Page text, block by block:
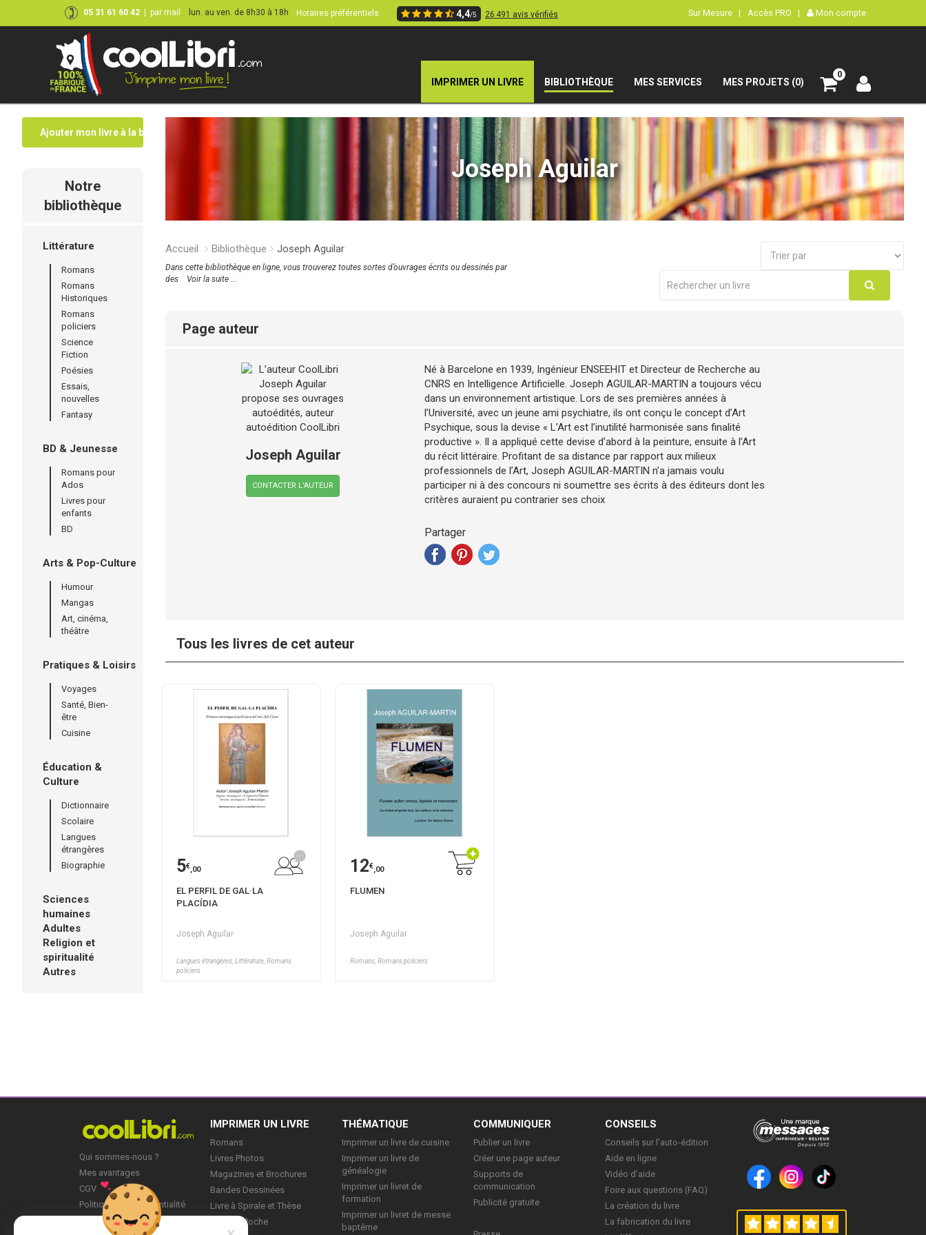
05 31 61 60 42 par mail lun. au ven. de 8h30 à 18h Horaires préférentiels 4,4/5 26 491 avis vérifiés Sur Mesure | Accès PRO | Mon compte
IMPRIMER UN LIVRE BIBLIOTHÈQUE MES SERVICES MES PROJETS (0)
0
Ajouter mon livre à la bibliothèque
Notre
bibliothèque
Littérature
Romans
Romans
Historiques
Romans
policiers
Science
Fiction
Poésies
Essais,
nouvelles
Fantasy
BD & Jeunesse
Romans pour
Ados
Livres pour
enfants
BD
Arts & Pop-Culture
Humour
Mangas
Art, cinéma,
théâtre
Pratiques & Loisirs
Voyages
Santé, Bien-
être
Cuisine
Éducation &
Culture
Dictionnaire
Scolaire
Langues
étrangères
Biographie
Sciences
humaines
Adultes
Religion et
spiritualité
Autres
Joseph Aguilar
Accueil Bibliothèque Joseph Aguilar
Dans cette bibliothèque en ligne, vous trouverez toutes sortes d’ouvrages écrits ou dessinés par
des
Voir la suite ...
page auteur
Joseph Aguilar
CONTACTER L’AUTEUR
Né à Barcelone en 1939, Ingénieur ENSEEHIT et Directeur de Recherche au
CNRS en Intelligence Artificielle. Joseph AGUILAR-MARTIN a toujours vécu
dans un environnement artistique. Lors de ses premières années à
l’Université, avec un jeune ami psychiatre, ils ont conçu le concept d’Art
Psychique, sous la devise « L’Art est l’inutilité harmonisée sans finalité
productive ». Il a appliqué cette devise d’abord à la peinture, ensuite à l’Art
du récit littéraire. Profitant de sa distance par rapport aux milieux
professionnels de l’Art, Joseph AGUILAR-MARTIN n’a jamais voulu
participer ni à des concours ni soumettre ses écrits à des éditeurs dont les
critères auraient pu contrarier ses choix
Partager
Tous les livres de cet auteur
5€,00
EL PERFIL DE GAL·LA
PLACÍDIA
Joseph Aguilar
Langues étrangères, Littérature, Romans
policiers
12€,00
FLUMEN
Joseph Aguilar
Romans, Romans policiers
Qui sommes-nous ?
Mes avantages
CGV
Politique de Confidentialité
IMPRIMER UN LIVRE
Romans
Livres Photos
Magazines et Brochures
Bandes Dessinées
Livre à Spirale et Thèse
Livre de Poche
THÉMATIQUE
Imprimer un livre de cuisine
Imprimer un livre de
généalogie
Imprimer un livret de
formation
Imprimer un livret de messe
baptême
COMMUNIQUER
Publier un livre
Créer une page auteur
Supports de
communication
Publicité gratuite
CONSEILS
Conseils sur l’auto-édition
Aide en ligne
Vidéo d’aide
Foire aux questions (FAQ)
La création du livre
La fabrication du livre